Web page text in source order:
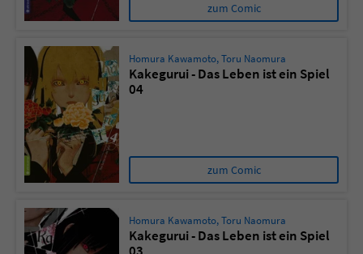
zum Comic
Homura Kawamoto,Toru Naomura
Kakegurui - Das Leben ist ein Spiel
04
zum Comic
Homura Kawamoto,Toru Naomura
Kakegurui - Das Leben ist ein Spiel